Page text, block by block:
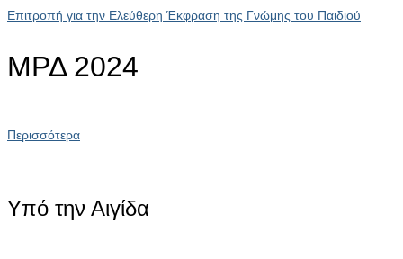
Επιτροπή για την Ελεύθερη Έκφραση της Γνώμης του Παιδιού
ΜΡΔ 2024
Περισσότερα
Υπό την Αιγίδα